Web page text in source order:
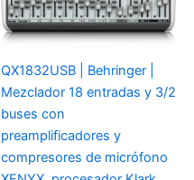
QX1832USB | Behringer |
Mezclador 18 entradas y 3/2
buses con
preamplificadores y
compresores de micrófono